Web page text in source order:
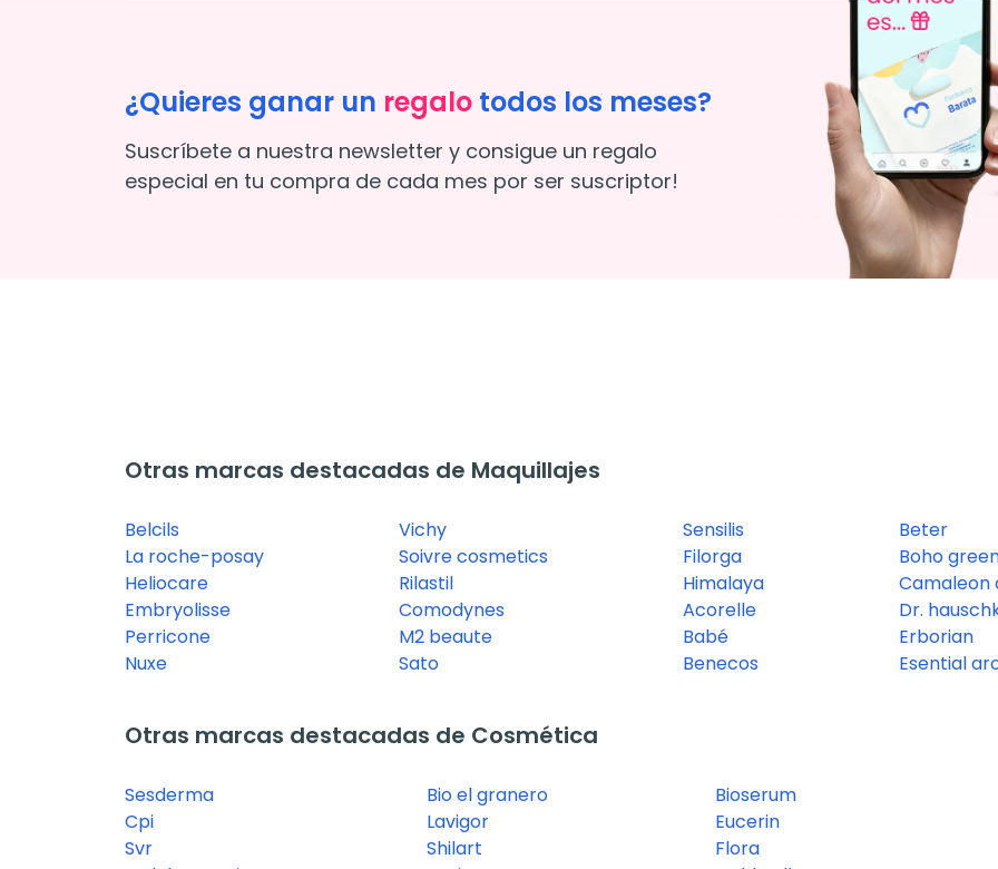
¿Quieres ganar un regalo todos los meses?
Suscríbete a nuestra newsletter y consigue un regalo
especial en tu compra de cada mes por ser suscriptor!
Otras marcas destacadas de Maquillajes
Belcils
La roche-posay
Heliocare
Embryolisse
Perricone
Nuxe
Vichy
Soivre cosmetics
Rilastil
Comodynes
M2 beaute
Sato
Sensilis
Filorga
Himalaya
Acorelle
Babé
Benecos
Beter
Boho
Camaleon
Dr.
Erborian
Esential
Otras marcas destacadas de Cosmética
Sesderma
Cpi
Svr
Bio el granero
Lavigor
Shilart
Bioserum
Eucerin
Flora